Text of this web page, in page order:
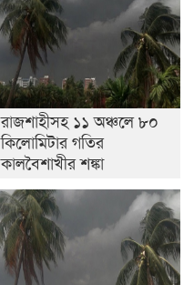
রাজশাহীসহ ১১ অঞ্চলে ৮০
কিলোমিটার গতির
কালবৈশাখীর শঙ্কা